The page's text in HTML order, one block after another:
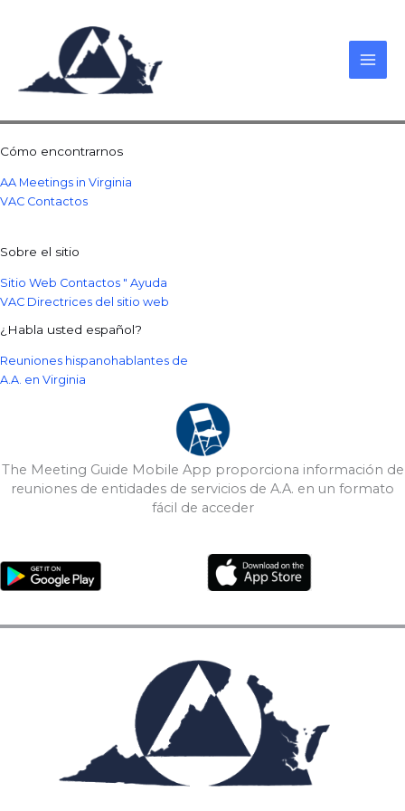
Cómo encontrarnos
AA Meetings in Virginia
VAC Contactos
Sobre el sitio
Sitio Web Contactos " Ayuda
VAC Directrices del sitio web
¿Habla usted español?
Reuniones hispanohablantes de
A.A. en Virginia
The Meeting Guide Mobile App proporciona información de
reuniones de entidades de servicios de A.A. en un formato
fácil de acceder